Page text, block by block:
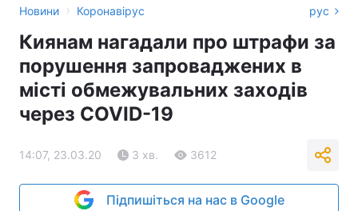
Новини › Коронавірус рус
Киянам нагадали про штрафи за
порушення запроваджених в
місті обмежувальних заходів
через COVID-19
14:07, 23.03.20 3 хв. 3612
Підпишіться на нас в Google